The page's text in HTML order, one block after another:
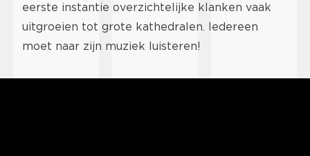
eerste instantie overzichtelijke klanken vaak
uitgroeien tot grote kathedralen. Iedereen
moet naar zijn muziek luisteren!